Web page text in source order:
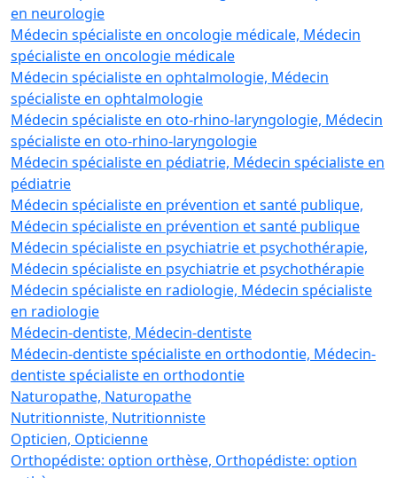
en neurologie
Médecin spécialiste en oncologie médicale, Médecin
spécialiste en oncologie médicale
Médecin spécialiste en ophtalmologie, Médecin
spécialiste en ophtalmologie
Médecin spécialiste en oto-rhino-laryngologie, Médecin
spécialiste en oto-rhino-laryngologie
Médecin spécialiste en pédiatrie, Médecin spécialiste en
pédiatrie
Médecin spécialiste en prévention et santé publique,
Médecin spécialiste en prévention et santé publique
Médecin spécialiste en psychiatrie et psychothérapie,
Médecin spécialiste en psychiatrie et psychothérapie
Médecin spécialiste en radiologie, Médecin spécialiste
en radiologie
Médecin-dentiste, Médecin-dentiste
Médecin-dentiste spécialiste en orthodontie, Médecin-
dentiste spécialiste en orthodontie
Naturopathe, Naturopathe
Nutritionniste, Nutritionniste
Opticien, Opticienne
Orthopédiste: option orthèse, Orthopédiste: option